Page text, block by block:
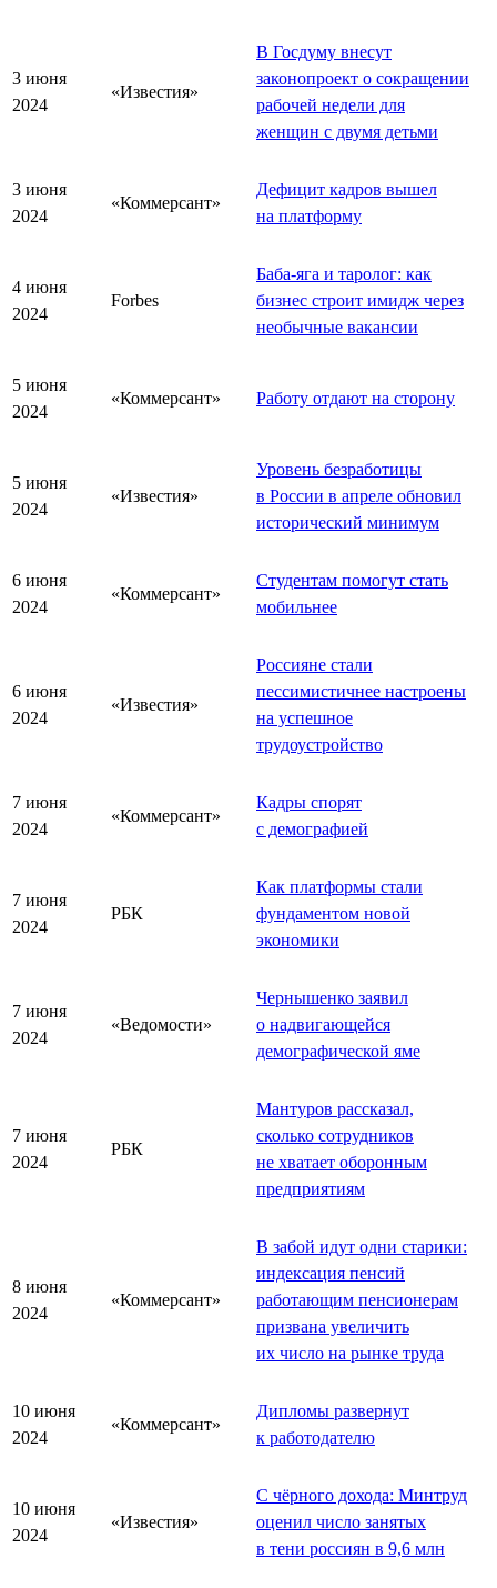
3 июня
2024
«Известия»
В Госдуму внесут
законопроект о сокращении
рабочей недели для
женщин с двумя детьми
3 июня
2024
«Коммерсант»
Дефицит кадров вышел
на платформу
4 июня
2024
Forbes
Баба-яга и таролог: как
бизнес строит имидж через
необычные вакансии
5 июня
2024
«Коммерсант» Работу отдают на сторону
5 июня
2024
«Известия»
Уровень безработицы
в России в апреле обновил
исторический минимум
6 июня
2024
«Коммерсант»
Студентам помогут стать
мобильнее
6 июня
2024
«Известия»
Россияне стали
пессимистичнее настроены
на успешное
трудоустройство
7 июня
2024
«Коммерсант»
Кадры спорят
с демографией
7 июня
2024
РБК
Как платформы стали
фундаментом новой
экономики
7 июня
2024
«Ведомости»
Чернышенко заявил
о надвигающейся
демографической яме
7 июня
2024
РБК
Мантуров рассказал,
сколько сотрудников
не хватает оборонным
предприятиям
8 июня
2024
«Коммерсант»
В забой идут одни старики:
индексация пенсий
работающим пенсионерам
призвана увеличить
их число на рынке труда
10 июня
2024
«Коммерсант»
Дипломы развернут
к работодателю
10 июня
2024
«Известия»
С чёрного дохода: Минтруд
оценил число занятых
в тени россиян в 9,6 млн